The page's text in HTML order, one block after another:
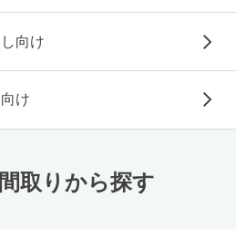
向け
け
取りから探す